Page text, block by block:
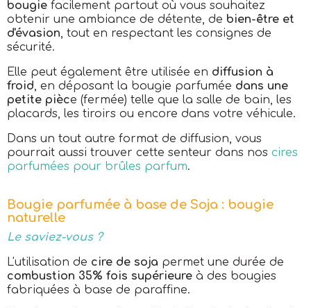
bougie facilement partout où vous souhaitez
obtenir une ambiance de détente, de bien-être et
d'évasion, tout en respectant les consignes de
sécurité.
Elle peut également être utilisée en diffusion à
froid, en déposant la bougie parfumée dans une
petite pièce (fermée) telle que la salle de bain, les
placards, les tiroirs ou encore dans votre véhicule.
Dans un tout autre format de diffusion, vous
pourrait aussi trouver cette senteur dans nos cires
parfumées pour brûles parfum.
Bougie parfumée à base de Soja : bougie
naturelle
Le saviez-vous ?
L'utilisation de cire de soja permet une durée de
combustion 35% fois supérieure à des bougies
fabriquées à base de paraffine.